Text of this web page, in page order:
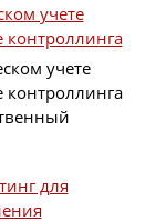
учете
контроллинга
учете
контроллинга
для